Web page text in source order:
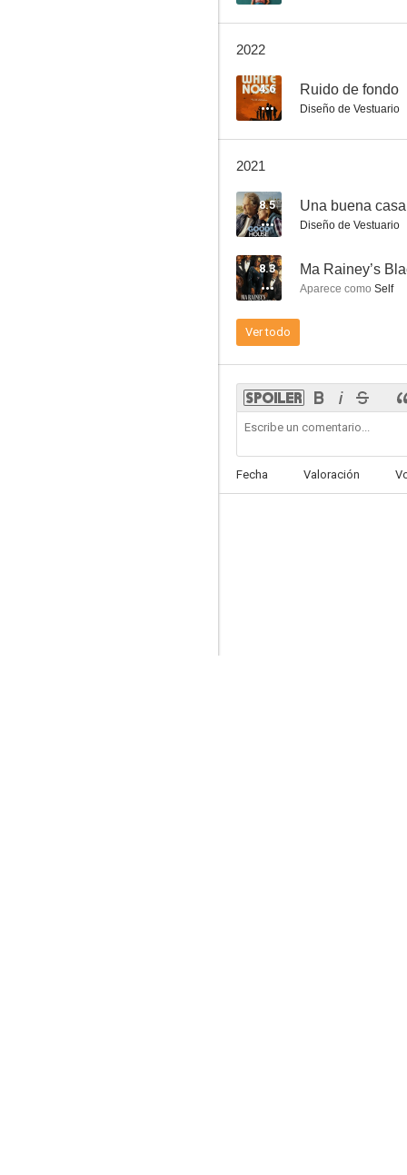
7.1
7.0
2022
4.6 Ruido de fondo
Diseño de Vestuario
2021
8.5 Una buena casa
Diseño de Vestuario
8.3 Ma Rainey’s
Aparece como Self
Ver todo
Fecha Valoración